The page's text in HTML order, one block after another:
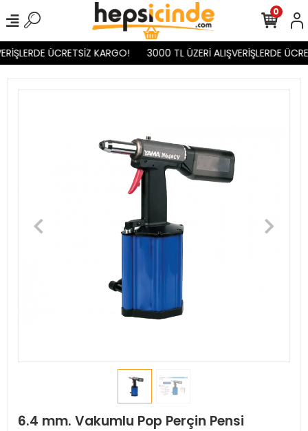
ÜCRETSİZ KARGO! 3000 TL ÜZERİ ALIŞVERİŞLERDE
0
6.4 mm. Vakumlu Pop Perçin Pensi